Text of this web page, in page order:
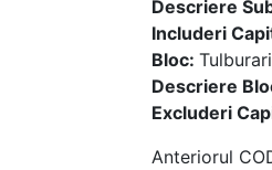
Descriere
Includeri
Bloc:
Descriere
Excluderi
Anteriorul